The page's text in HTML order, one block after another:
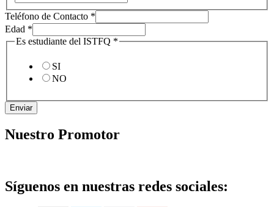
Teléfono de Contacto *
Edad *
Es estudiante del ISTFQ *
SI
NO
Enviar
Nuestro Promotor
Síguenos en nuestras redes sociales: